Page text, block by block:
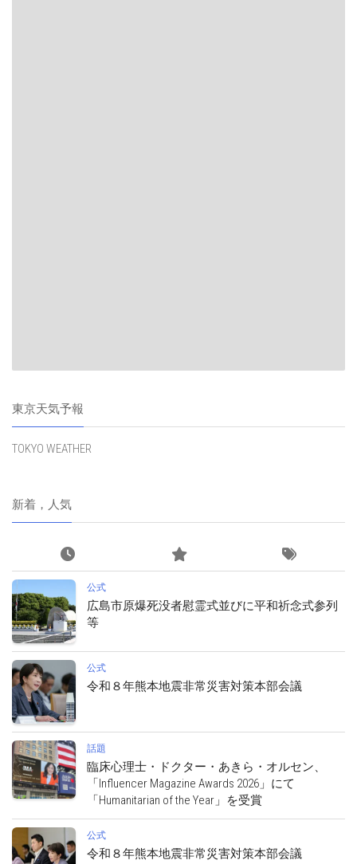
東京天気予報
TOKYO WEATHER
新着，人気
公式
広島市原爆死没者慰霊式並びに平和祈念式参列
等
公式
令和８年熊本地震非常災害対策本部会議
話題
臨床心理士・ドクター・あきら・オルセン、
「Influencer Magazine Awards 2026」にて
「Humanitarian of the Year」を受賞
公式
令和８年熊本地震非常災害対策本部会議